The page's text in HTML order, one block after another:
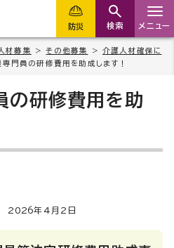
防災 検索 メニュー
材募集 >その他募集 >介護人材確保に
門員の研修費用を助成します！
の研修費用を助
2026年4月2日